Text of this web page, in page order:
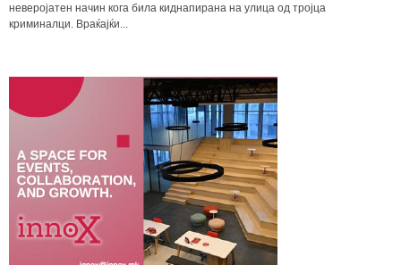
неверојатен начин кога била киднапирана на улица од тројца
криминалци. Враќајќи...